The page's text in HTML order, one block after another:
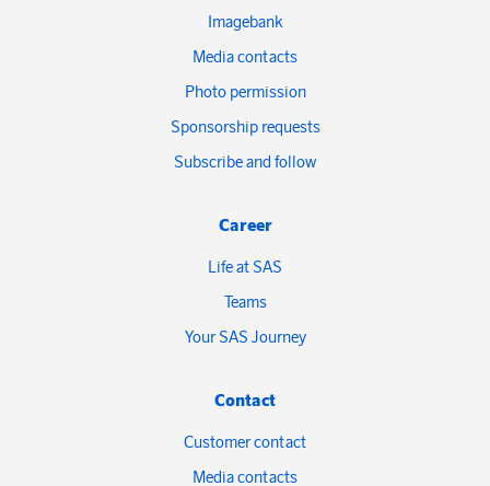
Imagebank
Media contacts
Photo permission
Sponsorship requests
Subscribe and follow
Career
Life at SAS
Teams
Your SAS Journey
Contact
Customer contact
Media contacts